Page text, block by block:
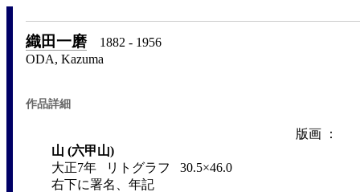
織田一磨1882 - 1956
ODA, Kazuma
作品詳細
版画 ：
山 (六甲山)
大正7年 リトグラフ 30.5×46.0
右下に署名、年記